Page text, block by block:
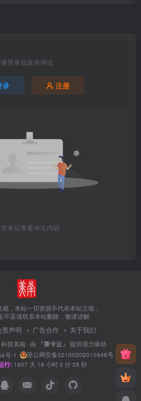
请登录后发表评论
录 注册
录后查看评论内容
，本站一切资源不代表本站立场，
/不妥请联系本站删除，敬请谅解
责声明 广告合作 关于我们
科技美南 · 由 「莱卡云」 提供强力驱动
号-1
苏公网安备32100202010948号
行: 1607 天 18 小时2 分 29 秒